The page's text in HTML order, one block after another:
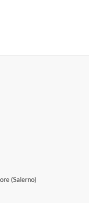
(Salerno)